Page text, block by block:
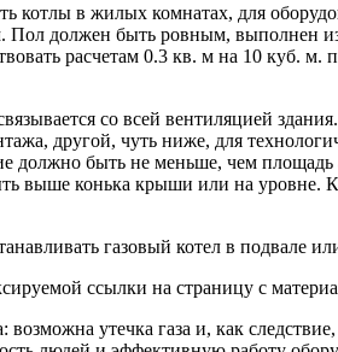
котлы в жилых комнатах, для
должен быть ровным, выполнен из
расчетам 0.3 кв. м на 10 куб.
со всей вентиляцией
другой, чуть ниже, для
быть не меньше, чем площадь
выше конька крыши или на уровне.
газовый котел в подвале
ссылки на страницу с
возможна утечка газа и, как